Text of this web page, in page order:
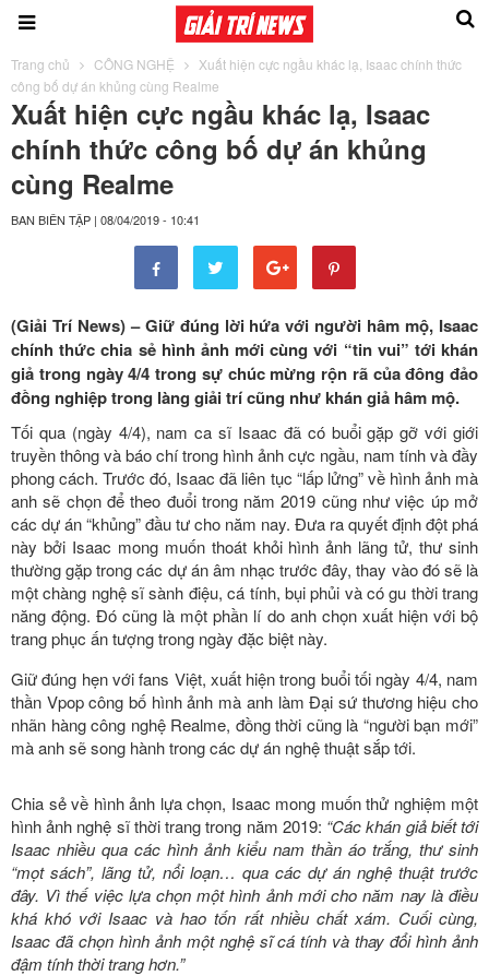
Trang chủ CÔNG NGHỆ
Xuất hiện cực ngầu khác lạ, Isaac chính thức
công bố dự án khủng cùng Realme
Xuất hiện cực ngầu khác lạ, Isaac
chính thức công bố dự án khủng
cùng Realme
BAN BIÊN TẬP | 08/04/2019 - 10:41
(Giải Trí News) – Giữ đúng lời hứa với người hâm mộ, Isaac
chính thức chia sẻ hình ảnh mới cùng với “tin vui” tới khán
giả trong ngày 4/4 trong sự chúc mừng rộn rã của đông đảo
đồng nghiệp trong làng giải trí cũng như khán giả hâm mộ.
Tối qua (ngày 4/4), nam ca sĩ Isaac đã có buổi gặp gỡ với giới
truyền thông và báo chí trong hình ảnh cực ngầu, nam tính và đầy
phong cách. Trước đó, Isaac đã liên tục “lấp lửng” về hình ảnh mà
anh sẽ chọn để theo đuổi trong năm 2019 cũng như việc úp mở
các dự án “khủng” đầu tư cho năm nay. Đưa ra quyết định đột phá
này bởi Isaac mong muốn thoát khỏi hình ảnh lãng tử, thư sinh
thường gặp trong các dự án âm nhạc trước đây, thay vào đó sẽ là
một chàng nghệ sĩ sành điệu, cá tính, bụi phủi và có gu thời trang
năng động. Đó cũng là một phần lí do anh chọn xuất hiện với bộ
trang phục ấn tượng trong ngày đặc biệt này.
Giữ đúng hẹn với fans Việt, xuất hiện trong buổi tối ngày 4/4, nam
thần Vpop công bố hình ảnh mà anh làm Đại sứ thương hiệu cho
nhãn hàng công nghệ Realme, đồng thời cũng là “người bạn mới”
mà anh sẽ song hành trong các dự án nghệ thuật sắp tới.
Chia sẻ về hình ảnh lựa chọn, Isaac mong muốn thử nghiệm một
hình ảnh nghệ sĩ thời trang trong năm 2019: “Các khán giả biết tới
Isaac nhiều qua các hình ảnh kiểu nam thần áo trắng, thư sinh
“mọt sách”, lãng tử, nổi loạn… qua các dự án nghệ thuật trước
đây. Vì thế việc lựa chọn một hình ảnh mới cho năm nay là điều
khá khó với Isaac và hao tốn rất nhiều chất xám. Cuối cùng,
Isaac đã chọn hình ảnh một nghệ sĩ cá tính và thay đổi hình ảnh
đậm tính thời trang hơn.”